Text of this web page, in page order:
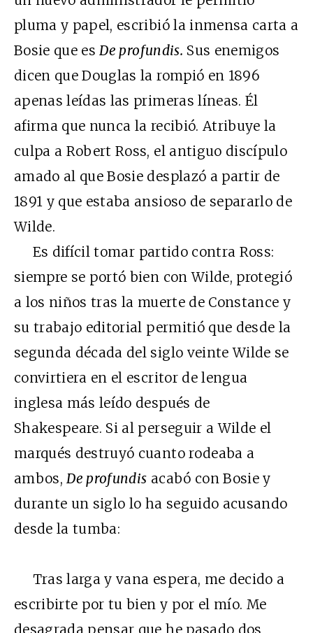
pluma y papel, escribió la inmensa carta a
Bosie que esDe profundis. Sus enemigos
dicen que Douglas la rompió en 1896
apenas leídas las primeras líneas. Él
afirma que nunca la recibió. Atribuye la
culpa a Robert Ross, el antiguo discípulo
amado al que Bosie desplazó a partir de
1891 y que estaba ansioso de separarlo de
Wilde.
Es difícil tomar partido contra Ross:
siempre se portó bien con Wilde, protegió
a los niños tras la muerte de Constance y
su trabajo editorial permitió que desde la
segunda década del siglo veinte Wilde se
convirtiera en el escritor de lengua
inglesa más leído después de
Shakespeare. Si al perseguir a Wilde el
marqués destruyó cuanto rodeaba a
ambos,De profundis acabó con Bosie y
durante un siglo lo ha seguido acusando
desde la tumba:
Tras larga y vana espera, me decido a
escribirte por tu bien y por el mío. Me
desagrada pensar que he pasado dos